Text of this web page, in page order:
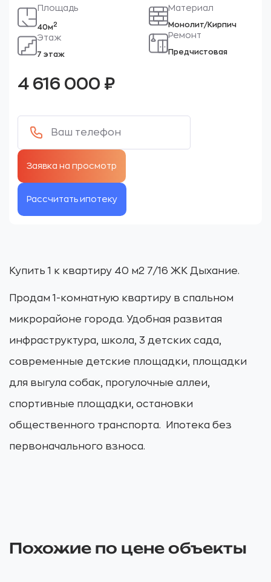
Площадь
40м2
Этаж
7 этаж
Материал
Монолит/Кирпич
Ремонт
Предчистовая
4 616 000 ₽
Рассчитать ипотеку
Купить 1 к квартиру 40 м2 7/16 ЖК Дыхание.
Продам 1-комнатную квартиру в спальном
микрорайоне города. Удобная развитая
инфраструктура, школа, 3 детских сада,
современные детские площадки, площадки
для выгула собак, прогулочные аллеи,
спортивные площадки, остановки
общественного транспорта. Ипотека без
первоначального взноса.
Похожие по цене объекты